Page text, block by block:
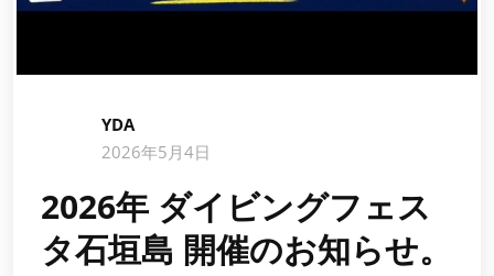
YDA
2026年5月4日
2026年 ダイビングフェス
タ石垣島 開催のお知らせ。